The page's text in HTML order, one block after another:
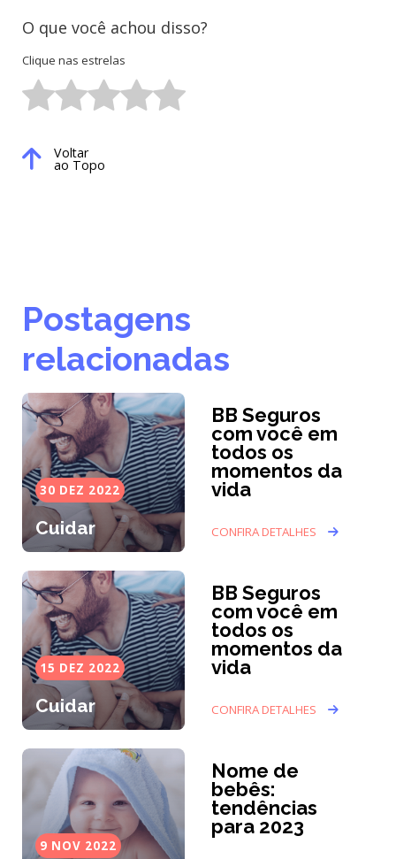
O que você achou disso?
Clique nas estrelas
Voltar
ao Topo
Postagens
relacionadas
30 DEZ 2022
Cuidar
BB Seguros
com você em
todos os
momentos da
vida
CONFIRA DETALHES
15 DEZ 2022
Cuidar
BB Seguros
com você em
todos os
momentos da
vida
CONFIRA DETALHES
9 NOV 2022
Nome de
bebês:
tendências
para 2023